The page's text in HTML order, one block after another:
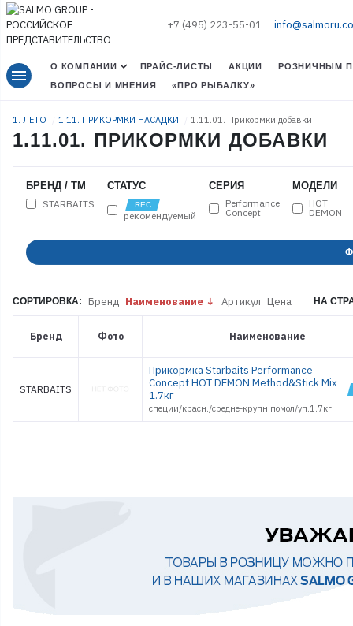
+7 (495) 223-55-01
menu О КОМПАНИИ ПРАЙС-ЛИСТЫ АКЦИИ
РОЗНИЧНЫМ
ВОПРОСЫ И МНЕНИЯ
«ПРО РЫБАЛКУ»
1. ЛЕТО 1.11. ПРИКОРМКИ НАСАДКИ 1.11.01. Прикормки добавки
1.11.01. ПРИКОРМКИ ДОБАВКИ
БРЕНД / ТМ
STARBAITS
СТАТУС
рекомендуемый
СЕРИЯ
Performance
Concept
МОДЕЛИ
HOT
DEMON
СОРТИРОВКА: Бренд Наименование Артикул Цена НА
Бренд Фото Наименование
STARBAITS
Прикормка Starbaits Performance
Concept HOT DEMON Method&Stick Mix
1.7кг
специи/красн./средне-крупн.помол/уп.1.7кг